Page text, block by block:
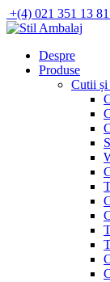
Skip
to
+(4) 021 351 13 81
Despre
Produse
Cutii și